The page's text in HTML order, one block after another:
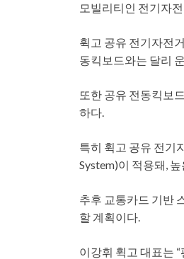
모빌리티인 전기자
휙고 공유 전기자전
동킥보드와는 달리
또한 공유 전동킥보
하다.
특히 휙고 공유 전기
System)이 적용돼,
추후 교통카드 기반
할 계획이다.
이강휘 휙고 대표는